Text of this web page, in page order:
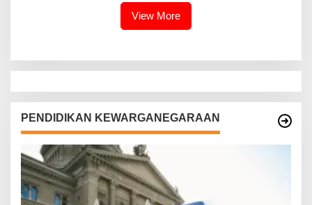
View More
PENDIDIKAN KEWARGANEGARAAN